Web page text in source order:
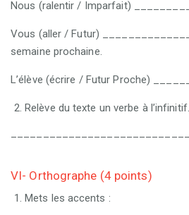
Nous (ralentir / Imparfait)
Vous (aller / Futur)
semaine prochaine.
L’élève (écrire / Futur Proche)
Relève du texte un verbe à l’infinitif.
VI- Orthographe (4 points)
Mets les accents :